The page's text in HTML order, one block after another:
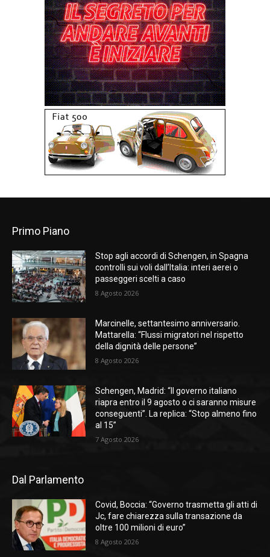
Primo Piano
Stop agli accordi di Schengen, in Spagna
controlli sui voli dall’Italia: interi aerei o
passeggeri scelti a caso
8 Agosto 2026
Marcinelle, settantesimo anniversario.
Mattarella: “Flussi migratori nel rispetto
della dignità delle persone”
8 Agosto 2026
Schengen, Madrid: “Il governo italiano
riapra entro il 9 agosto o ci saranno misure
conseguenti”. La replica: “Stop almeno fino
al 15”
7 Agosto 2026
Dal Parlamento
Covid, Boccia: “Governo trasmetta gli atti di
Jc, fare chiarezza sulla transazione da
oltre 100 milioni di euro”
8 Agosto 2026